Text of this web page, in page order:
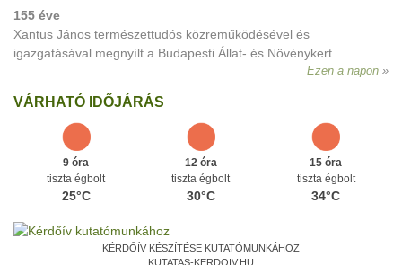
155 éve
Xantus János természettudós közreműködésével és
igazgatásával megnyílt a Budapesti Állat- és Növénykert.
Ezen a napon
VÁRHATÓ IDŐJÁRÁS
9 óra
tiszta égbolt
25°C
12 óra
tiszta égbolt
30°C
15 óra
tiszta égbolt
34°C
KÉRDŐÍV KÉSZÍTÉSE KUTATÓMUNKÁHOZ
KUTATAS-KERDOIV.HU